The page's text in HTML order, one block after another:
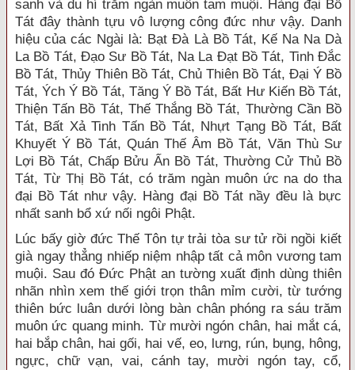
sanh và du hí trăm ngàn muôn tam muội. Hàng đại Bồ
Tát đây thành tựu vô lượng công đức như vậy. Danh
hiệu của các Ngài là: Bạt Đà Là Bồ Tát, Kế Na Na Dà
La Bồ Tát, Đạo Sư Bồ Tát, Na La Đạt Bồ Tát, Tinh Đắc
Bồ Tát, Thủy Thiên Bồ Tát, Chủ Thiên Bồ Tát, Đại Ý Bồ
Tát, Ých Ý Bồ Tát, Tăng Ý Bồ Tát, Bất Hư Kiến Bồ Tát,
Thiện Tấn Bồ Tát, Thế Thắng Bồ Tát, Thường Cần Bồ
Tát, Bất Xả Tinh Tấn Bồ Tát, Nhựt Tạng Bồ Tát, Bất
Khuyết Ý Bồ Tát, Quán Thế Âm Bồ Tát, Văn Thù Sư
Lợi Bồ Tát, Chấp Bửu Ấn Bồ Tát, Thường Cử Thủ Bồ
Tát, Từ Thị Bồ Tát, có trăm ngàn muôn ức na do tha
đại Bồ Tát như vậy. Hàng đại Bồ Tát nầy đều là bực
nhất sanh bổ xứ nối ngôi Phật.
Lúc bấy giờ đức Thế Tôn tự trải tòa sư tử rồi ngồi kiết
già ngay thẳng nhiếp niệm nhập tất cả môn vương tam
muội. Sau đó Đức Phật an tường xuất định dùng thiên
nhãn nhìn xem thế giới trọn thân mỉm cười, từ tướng
thiên bức luân dưới lòng bàn chân phóng ra sáu trăm
muôn ức quang minh. Từ mười ngón chân, hai mắt cá,
hai bắp chân, hai gối, hai vế, eo, lưng, rún, bụng, hông,
ngực, chữ vạn, vai, cánh tay, mười ngón tay, cổ,